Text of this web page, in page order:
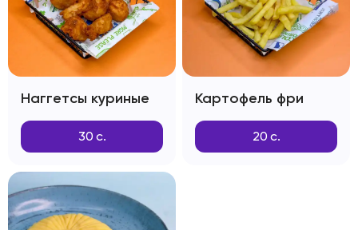
Наггетсы куриные
30 с.
Картофель фри
20 с.